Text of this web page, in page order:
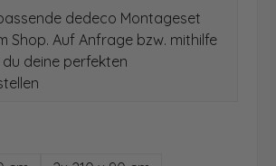
dedeco Montageset
Shop. Auf Anfrage bzw. mithilfe
deine perfekten